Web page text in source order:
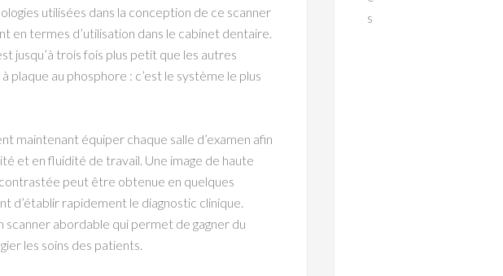
utilisées dans la conception de ce scanner
en termes d’utilisation dans le cabinet dentaire.
jusqu’à trois fois plus petit que les autres
plaque au phosphore : c’est le système le plus
maintenant équiper chaque salle d’examen afin
et en fluidité de travail. Une image de haute
peut être obtenue en quelques
d’établir rapidement le diagnostic clinique.
scanner abordable qui permet de gagner du
les soins des patients.
s